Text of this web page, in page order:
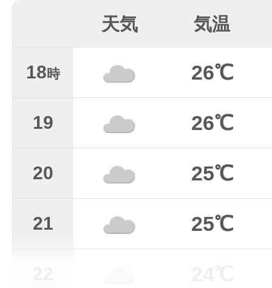
天気 気温
18時 26℃
19 26℃
20 25℃
21 25℃